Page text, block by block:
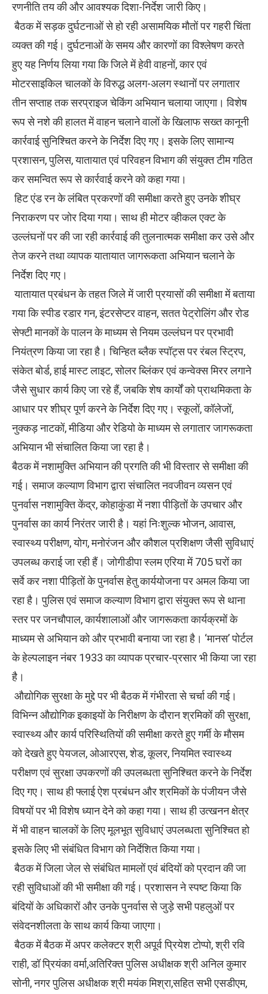
रणनीति तय की और आवश्यक दिशा-निर्देश जारी किए।
बैठक में सड़क दुर्घटनाओं से हो रही असामयिक मौतों पर गहरी चिंता
व्यक्त की गई। दुर्घटनाओं के समय और कारणों का विश्लेषण करते
हुए यह निर्णय लिया गया कि जिले में हेवी वाहनों, कार एवं
मोटरसाइकिल चालकों के विरुद्ध अलग-अलग स्थानों पर लगातार
तीन सप्ताह तक सरप्राइज चेकिंग अभियान चलाया जाएगा। विशेष
रूप से नशे की हालत में वाहन चलाने वालों के खिलाफ सख्त कानूनी
कार्रवाई सुनिश्चित करने के निर्देश दिए गए। इसके लिए सामान्य
प्रशासन, पुलिस, यातायात एवं परिवहन विभाग की संयुक्त टीम गठित
कर समन्वित रूप से कार्रवाई करने को कहा गया।
हिट एंड रन के लंबित प्रकरणों की समीक्षा करते हुए उनके शीघ्र
निराकरण पर जोर दिया गया। साथ ही मोटर व्हीकल एक्ट के
उल्लंघनों पर की जा रही कार्रवाई की तुलनात्मक समीक्षा कर उसे और
तेज करने तथा व्यापक यातायात जागरूकता अभियान चलाने के
निर्देश दिए गए।
यातायात प्रबंधन के तहत जिले में जारी प्रयासों की समीक्षा में बताया
गया कि स्पीड रडार गन, इंटरसेप्टर वाहन, सतत पेट्रोलिंग और रोड
सेफ्टी मानकों के पालन के माध्यम से नियम उल्लंघन पर प्रभावी
नियंत्रण किया जा रहा है। चिन्हित ब्लैक स्पॉट्स पर रंबल स्ट्रिप,
संकेत बोर्ड, हाई मास्ट लाइट, सोलर ब्लिंकर एवं कन्वेक्स मिरर लगाने
जैसे सुधार कार्य किए जा रहे हैं, जबकि शेष कार्यों को प्राथमिकता के
आधार पर शीघ्र पूर्ण करने के निर्देश दिए गए। स्कूलों, कॉलेजों,
नुक्कड़ नाटकों, मीडिया और रेडियो के माध्यम से लगातार जागरूकता
अभियान भी संचालित किया जा रहा है।
बैठक में नशामुक्ति अभियान की प्रगति की भी विस्तार से समीक्षा की
गई। समाज कल्याण विभाग द्वारा संचालित नवजीवन व्यसन एवं
पुनर्वास नशामुक्ति केंद्र, कोहाकुंडा में नशा पीड़ितों के उपचार और
पुनर्वास का कार्य निरंतर जारी है। यहां निःशुल्क भोजन, आवास,
स्वास्थ्य परीक्षण, योग, मनोरंजन और कौशल प्रशिक्षण जैसी सुविधाएं
उपलब्ध कराई जा रही हैं। जोगीडीपा स्लम एरिया में 705 घरों का
सर्वे कर नशा पीड़ितों के पुनर्वास हेतु कार्ययोजना पर अमल किया जा
रहा है। पुलिस एवं समाज कल्याण विभाग द्वारा संयुक्त रूप से थाना
स्तर पर जनचौपाल, कार्यशालाओं और जागरूकता कार्यक्रमों के
माध्यम से अभियान को और प्रभावी बनाया जा रहा है। ‘मानस’ पोर्टल
के हेल्पलाइन नंबर 1933 का व्यापक प्रचार-प्रसार भी किया जा रहा
है।
औद्योगिक सुरक्षा के मुद्दे पर भी बैठक में गंभीरता से चर्चा की गई।
विभिन्न औद्योगिक इकाइयों के निरीक्षण के दौरान श्रमिकों की सुरक्षा,
स्वास्थ्य और कार्य परिस्थितियों की समीक्षा करते हुए गर्मी के मौसम
को देखते हुए पेयजल, ओआरएस, शेड, कूलर, नियमित स्वास्थ्य
परीक्षण एवं सुरक्षा उपकरणों की उपलब्धता सुनिश्चित करने के निर्देश
दिए गए। साथ ही फ्लाई ऐश प्रबंधन और श्रमिकों के पंजीयन जैसे
विषयों पर भी विशेष ध्यान देने को कहा गया। साथ ही उत्खनन क्षेत्र
में भी वाहन चालकों के लिए मूलभूत सुविधाएं उपलब्धता सुनिश्चित हो
इसके लिए भी संबंधित विभाग को निर्देशित किया गया।
बैठक में जिला जेल से संबंधित मामलों एवं बंदियों को प्रदान की जा
रही सुविधाओं की भी समीक्षा की गई। प्रशासन ने स्पष्ट किया कि
बंदियों के अधिकारों और उनके पुनर्वास से जुड़े सभी पहलुओं पर
संवेदनशीलता के साथ कार्य किया जाएगा।
बैठक में बैठक में अपर कलेक्टर श्री अपूर्व प्रियेश टोप्पो, श्री रवि
राही, डॉ प्रियंका वर्मा,अतिरिक्त पुलिस अधीक्षक श्री अनिल कुमार
सोनी, नगर पुलिस अधीक्षक श्री मयंक मिश्रा,सहित सभी एसडीएम,